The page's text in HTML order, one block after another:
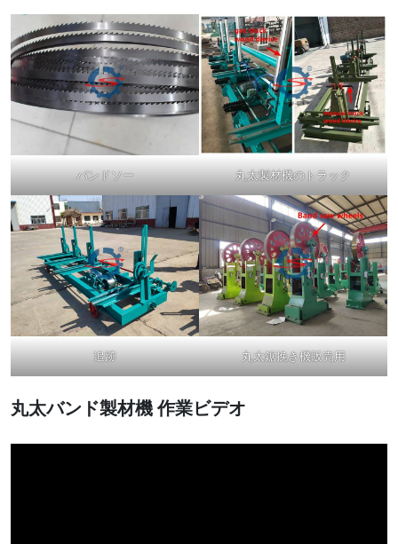
バンドソー 丸太製材機のトラック
追跡 丸太鋸挽き機販売用
丸太バンド製材機作業ビデオ